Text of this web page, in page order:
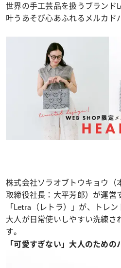
世界の手工芸品を扱うブランド
叶うあそび心あふれるメルカド
株式会社ソラオブトウキョウ（
取締役社長：大平芳郎）が運営
「Letra（レトラ）」が、トレ
大人が日常使いしやすい洗練さ
す。
「可愛すぎない」大人のための